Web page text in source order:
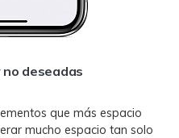
no deseadas
que más espacio
mucho espacio tan solo